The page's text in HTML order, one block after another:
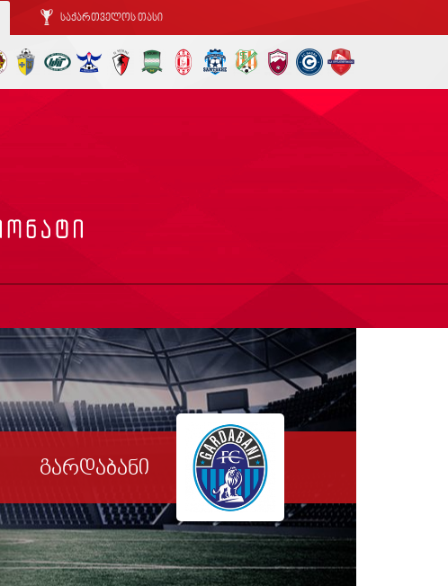
საქართველოს თასი
გარდაბანი